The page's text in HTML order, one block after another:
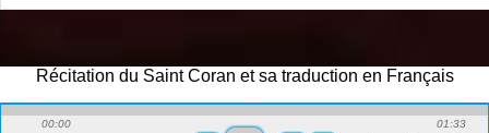
Récitation du Saint Coran et sa traduction en Français
00:00 01:33